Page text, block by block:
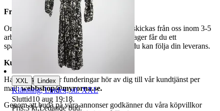
Frakt
Om du har valt frakt kommer din vara att skickas från oss inom 3-5
arbetsdagar. När din vara har lämnat vårt lager får du ett
spårningsnummer av DSV inom kort där du kan följa din leverans.
Kundservice
Har du frågor eller funderingar hör av dig till vår kundtjänst per
mail:webbshop@myrorna.se.
Genom att buda på våra annonser godkänner du våra köpvillkor
XXL | Lindex
Klänning, Lindex, stl. XXL
Sluttid10 aug 19:18.
Pris:3 kr,Ledande bud.